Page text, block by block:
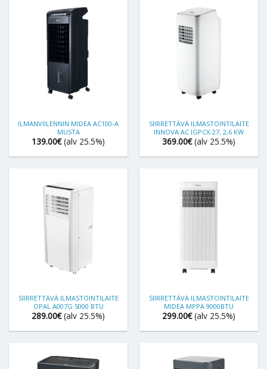
ILMANVIILENNIN MIDEA AC100-A
MUSTA
139.00€ (alv 25.5%)
SIIRRETTÄVÄ ILMASTOINTILAITE
INNOVA AC IGPCX-27, 2,6 KW
369.00€ (alv 25.5%)
SIIRRETTÄVÄ ILMASTOINTILAITE
OPAL A007G 5000 BTU
289.00€ (alv 25.5%)
SIIRRETTÄVÄ ILMASTOINTILAITE
MIDEA MPPA 9000BTU
299.00€ (alv 25.5%)